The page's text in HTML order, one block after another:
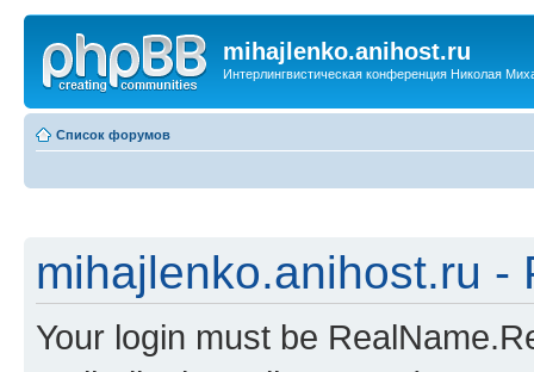
mihajlenko.anihost.ru
Интерлингвистическая конференция Николая
Список форумов
mihajlenko.anihost.ru -
Your login must be